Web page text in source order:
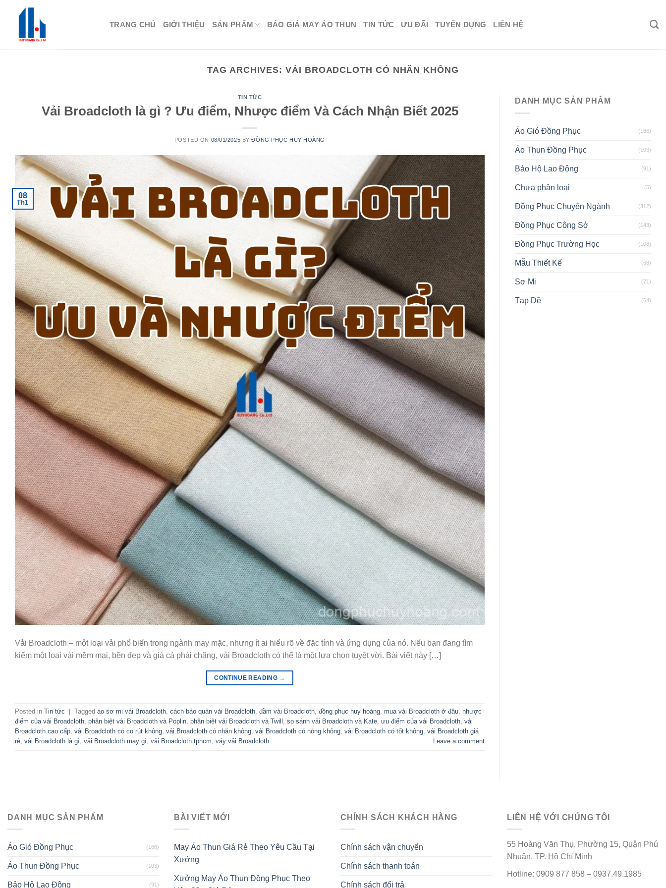
TRANG CHỦ GIỚI THIỆU SẢN PHẨM BÁO GIÁ MAY ÁO THUN TIN TỨC ƯU ĐÃI TUYỂN DỤNG LIÊN HỆ
TAG ARCHIVES:VẢI BROADCLOTH CÓ NHĂN KHÔNG
TIN TỨC
Vải Broadcloth là gì ? Ưu điểm, Nhược điểm Và Cách Nhận Biết 2025
POSTED ON 08/01/2025 BYĐỒNG PHỤC HUY HOÀNG
08
Th1
Vải Broadcloth – một loại vải phổ biến trong ngành may mặc, nhưng ít ai hiểu rõ về đặc tính và ứng dụng của nó. Nếu bạn đang tìm
kiếm một loại vải mềm mại, bền đẹp và giá cả phải chăng, vải Broadcloth có thể là một lựa chọn tuyệt vời. Bài viết này […]
CONTINUE READING →
Posted in Tin tức Tagged áo sơ mi vải Broadcloth, cách bảo quản vải Broadcloth, đầm vải Broadcloth, đồng phục huy hoàng, mua vải Broadcloth ở đâu, nhược
điểm của vải Broadcloth, phân biệt vải Broadcloth và Poplin, phân biệt vải Broadcloth và Twill , so sánh vải Broadcloth và Kate, ưu điểm của vải Broadcloth, vải
Broadcloth cao cấp, vải Broadcloth có co rút không, vải Broadcloth có nhăn không, vải Broadcloth có nóng không, vải Broadcloth có tốt không, vải Broadcloth giá
rẻ, vải Broadcloth là gì, vải Broadcloth may gì, vải Broadcloth tphcm, váy vải Broadcloth Leave a comment
DANH MỤC SẢN PHẨM
Áo Gió Đồng Phục (166)
Áo Thun Đồng Phục (103)
Bảo Hộ Lao Động (91)
Chưa phân loại (5)
Đồng Phục Chuyên Ngành (312)
Đồng Phục Công Sở (143)
Đồng Phục Trường Học (108)
Mẫu Thiết Kế (68)
Sơ Mi (71)
Tạp Dề (64)
DANH MỤC SẢN PHẨM
Áo Gió Đồng Phục (166)
Áo Thun Đồng Phục (103)
Bảo Hộ Lao Động (91)
BÀI VIẾT MỚI
May Áo Thun Giá Rẻ Theo Yêu Cầu Tại
Xưởng
Xưởng May Áo Thun Đồng Phục Theo
CHÍNH SÁCH KHÁCH HÀNG
Chính sách vận chuyển
Chính sách thanh toán
Chính sách đổi trả
LIÊN HỆ VỚI CHÚNG TÔI
55 Hoàng Văn Thụ, Phường 15, Quận Phú
Nhuận, TP. Hồ Chí Minh
Hotline: 0909 877 858 – 0937.49.1985